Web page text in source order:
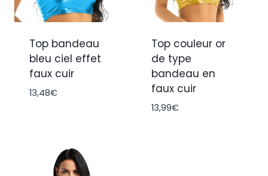
Top bandeau
bleu ciel effet
faux cuir
13,48€
Top couleur or
de type
bandeau en
faux cuir
13,99€